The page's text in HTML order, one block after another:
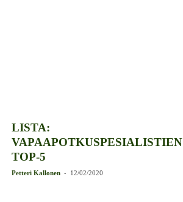
LISTA:
VAPAAPOTKUSPESIALISTIEN
TOP-5
Petteri Kallonen - 12/02/2020